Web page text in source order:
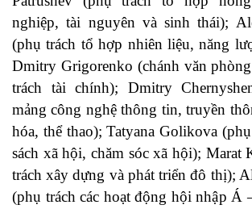
nghiệp, tài nguyên và sinh thái);
(phụ trách tổ hợp nhiên liệu, năng
Dmitry Grigorenko (chánh văn
trách tài chính); Dmitry
mảng công nghệ thông tin, truyền
hóa, thể thao); Tatyana Golikova
sách xã hội, chăm sóc xã hội); Marat
trách xây dựng và phát triển đô thị);
(phụ trách các hoạt động hội nhập Á